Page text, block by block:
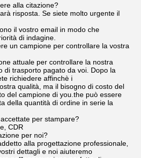
alla citazione?
risposta. Se siete molto urgente il
il vostro email in modo che
di indagine.
un campione per controllare la vostra
attuale per controllare la nostra
di trasporto pagato da voi. Dopo la
richiedere affinchè i
qualità, ma il bisogno di costo del
del campione di you.the può essere
della quantità di ordine in serie la
per stampare?
CDR
per noi?
alla progettazione professionale,
dettagli e noi aiuteremo